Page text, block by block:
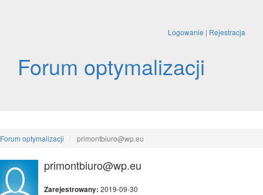
Logowanie | Rejestracja
Forum optymalizacji
Forum optymalizacji primontbiuro@wp.eu
primontbiuro@wp.eu
Zarejestrowany: 2019-09-30